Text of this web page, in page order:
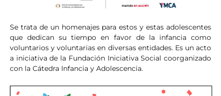
Se trata de un homenajes para estos y estas adolescentes
que dedican su tiempo en favor de la infancia como
voluntarios y voluntarias en diversas entidades. Es un acto
a iniciativa de la Fundación Iniciativa Social coorganizado
con la Cátedra Infancia y Adolescencia.